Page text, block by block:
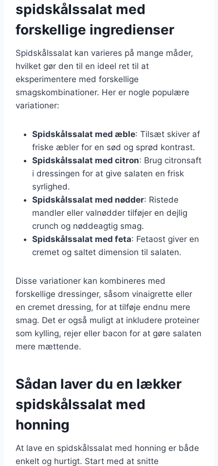
spidskålssalat med
forskellige ingredienser
Spidskålssalat kan varieres på mange måder,
hvilket gør den til en ideel ret til at
eksperimentere med forskellige
smagskombinationer. Her er nogle populære
variationer:
Spidskålssalat med æble: Tilsæt skiver af
friske æbler for en sød og sprød kontrast.
Spidskålssalat med citron: Brug citronsaft
i dressingen for at give salaten en frisk
syrlighed.
Spidskålssalat med nødder: Ristede
mandler eller valnødder tilføjer en dejlig
crunch og nøddeagtig smag.
Spidskålssalat med feta: Fetaost giver en
cremet og saltet dimension til salaten.
Disse variationer kan kombineres med
forskellige dressinger, såsom vinaigrette eller
en cremet dressing, for at tilføje endnu mere
smag. Det er også muligt at inkludere proteiner
som kylling, rejer eller bacon for at gøre salaten
mere mættende.
Sådan laver du en lækker
spidskålssalat med
honning
At lave en spidskålssalat med honning er både
enkelt og hurtigt. Start med at snitte